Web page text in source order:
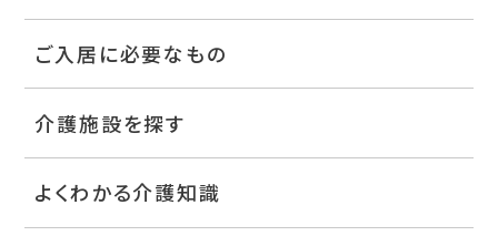
ご入居に必要なもの
介護施設を探す
よくわかる介護知識